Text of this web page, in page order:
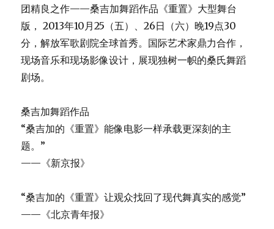
团精良之作——桑吉加舞蹈作品《重置》大型舞台
版， 2013年10月25（五）、26日（六）晚19点30
分，解放军歌剧院全球首秀。国际艺术家鼎力合作，
现场音乐和现场影像设计，展现独树一帜的桑氏舞蹈
剧场。
桑吉加舞蹈作品
“桑吉加的《重置》能像电影一样承载更深刻的主
题。”
——《新京报》
“桑吉加的《重置》让观众找回了现代舞真实的感觉”
——《北京青年报》